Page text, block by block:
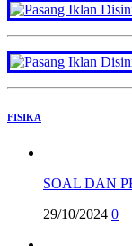
FISIKA
SOAL DAN
29/10/2024 0